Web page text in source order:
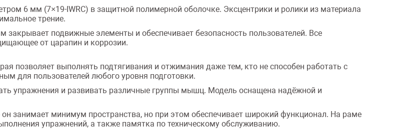
6 мм (7×19-IWRC) в защитной полимерной оболочке. Эксцентрики и ролики из материала
трение.
подвижные элементы и обеспечивает безопасность пользователей. Все
от царапин и коррозии.
позволяет выполнять подтягивания и отжимания даже тем, кто не способен работать с
для пользователей любого уровня подготовки.
упражнения и развивать различные группы мышц. Модель оснащена надёжной и
занимает минимум пространства, но при этом обеспечивает широкий функционал. На раме
упражнений, а также памятка по техническому обслуживанию.